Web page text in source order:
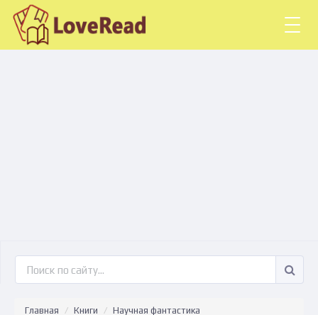
Главная Книги
Научная фантастика